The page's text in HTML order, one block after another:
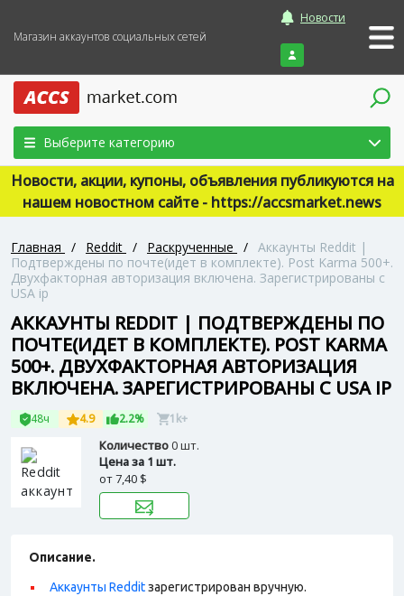
Магазин аккаунтов социальных сетей
Новости
Войти
Выберите категорию
Новости, акции, купоны, объявления публикуются на
нашем новостном сайте - https://accsmarket.news
Главная / Reddit / Раскрученные / Аккаунты Reddit |
Подтверждены по почте(идет в комплекте). Post Karma 500+.
Двухфакторная авторизация включена. Зарегистрированы с
USA ip
АККАУНТЫ REDDIT | ПОДТВЕРЖДЕНЫ ПО
ПОЧТЕ(ИДЕТ В КОМПЛЕКТЕ). POST KARMA
500+. ДВУХФАКТОРНАЯ АВТОРИЗАЦИЯ
ВКЛЮЧЕНА. ЗАРЕГИСТРИРОВАНЫ С USA IP
48ч 4.9 2.2% 1k+
Количество0 шт.
Цена за 1 шт.
от7,40 $
Описание.
Аккаунты Redditзарегистрирован вручную.